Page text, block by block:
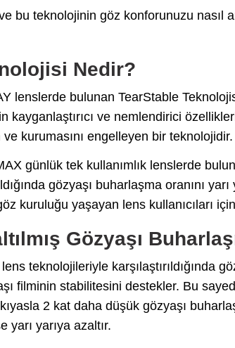
bu teknolojinin göz konforunuzu nasıl
Nedir?
lenslerde bulunan TearStable
kayganlaştırıcı ve nemlendirici
kurumasını engelleyen bir teknolojidir.
günlük tek kullanımlık lenslerde
gözyaşı buharlaşma oranını
kuruluğu yaşayan lens kullanıcıları
Gözyaşı
teknolojileriyle karşılaştırıldığında
filminin stabilitesini destekler. Bu
2 kat daha düşük gözyaşı
yarı yarıya azaltır.